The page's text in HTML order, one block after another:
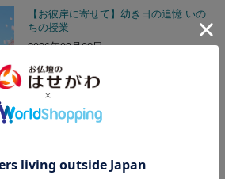
【お彼岸に寄せて】幼き日の追憶 いの
ちの授業
2026年03月02日
教えて!!はせがわさん お仏壇は必要で
すか？